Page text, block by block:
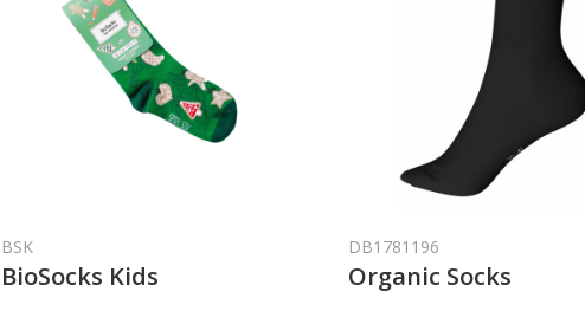
BSK
BioSocks Kids
DB1781196
Organic Socks